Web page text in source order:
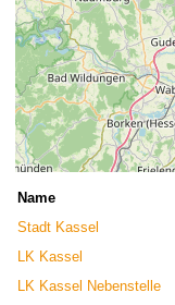
Name
Stadt Kassel
LK Kassel
LK Kassel Nebenstelle